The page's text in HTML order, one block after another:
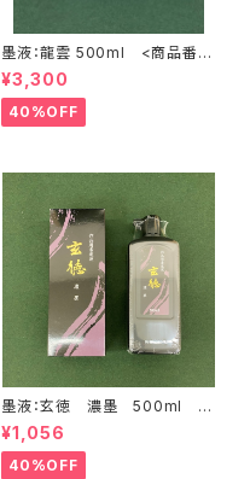
墨液：龍雲 500ml <商品番号
1170>
¥3,300
40%OFF
墨液：玄徳 濃墨 500ml <
商品番号1615>
¥1,056
40%OFF